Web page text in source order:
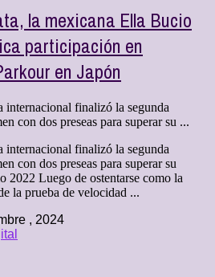
la mexicana Ella Bucio
participación en
en Japón
internacional finalizó la segunda
con dos preseas para superar su ...
internacional finalizó la segunda
con dos preseas para superar su
2022 Luego de ostentarse como la
la prueba de velocidad ...
, 2024